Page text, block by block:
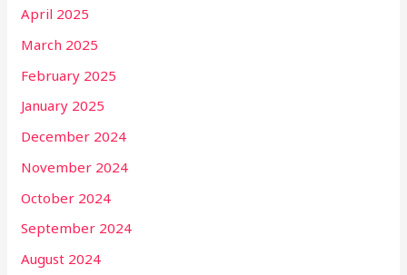
April 2025
March 2025
February 2025
January 2025
December 2024
November 2024
October 2024
September 2024
August 2024